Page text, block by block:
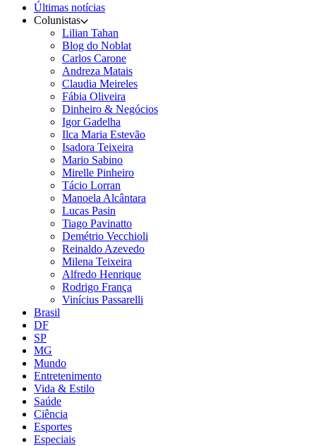
Últimas notícias
Colunistas
Lilian Tahan
Blog do Noblat
Carlos Carone
Andreza Matais
Claudia Meireles
Fábia Oliveira
Dinheiro & Negócios
Igor Gadelha
Ilca Maria Estevão
Isadora Teixeira
Mario Sabino
Mirelle Pinheiro
Tácio Lorran
Manoela Alcântara
Lucas Pasin
Tiago Pavinatto
Demétrio Vecchioli
Reinaldo Azevedo
Milena Teixeira
Alfredo Henrique
Rodrigo França
Vinícius Passarelli
Brasil
DF
SP
MG
Mundo
Entretenimento
Vida & Estilo
Saúde
Ciência
Esportes
Especiais